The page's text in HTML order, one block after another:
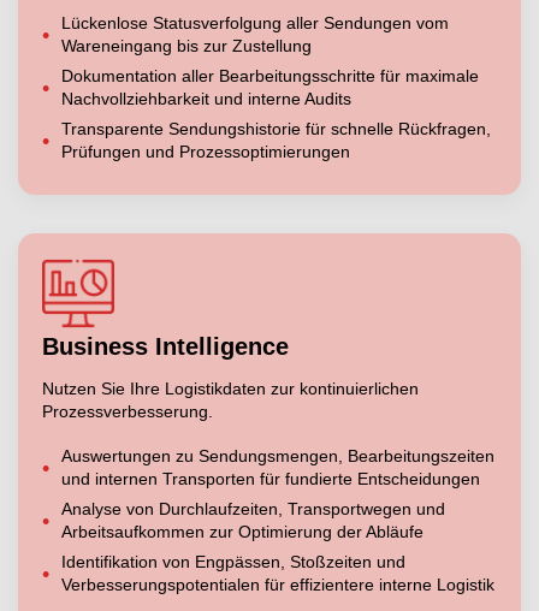
Lückenlose Statusverfolgung aller Sendungen vom
Wareneingang bis zur Zustellung
Dokumentation aller Bearbeitungsschritte für maximale
Nachvollziehbarkeit und interne Audits
Transparente Sendungshistorie für schnelle Rückfragen,
Prüfungen und Prozessoptimierungen
Business Intelligence
Nutzen Sie Ihre Logistikdaten zur kontinuierlichen
Prozessverbesserung.
Auswertungen zu Sendungsmengen, Bearbeitungszeiten
und internen Transporten für fundierte Entscheidungen
Analyse von Durchlaufzeiten, Transportwegen und
Arbeitsaufkommen zur Optimierung der Abläufe
Identifikation von Engpässen, Stoßzeiten und
Verbesserungspotentialen für effizientere interne Logistik